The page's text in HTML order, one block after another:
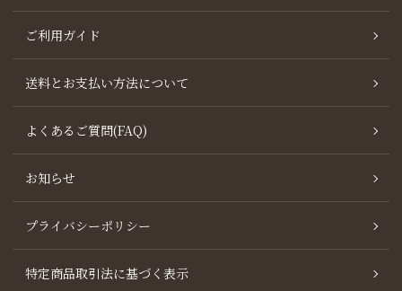
ご利用ガイド
送料とお支払い方法について
よくあるご質問(FAQ)
お知らせ
プライバシーポリシー
特定商品取引法に基づく表示